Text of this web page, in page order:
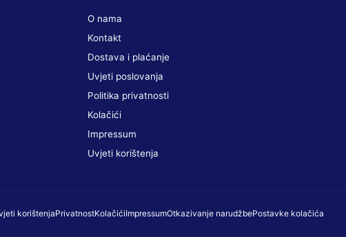
O nama
Kontakt
Dostava i plaćanje
Uvjeti poslovanja
Politika privatnosti
Kolačići
Impressum
Uvjeti korištenja
korištenjaPrivatnostKolačićiImpressumOtkazivanje narudžbePostavke kolačića